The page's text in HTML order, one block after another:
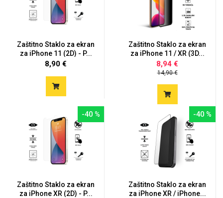
Zaštitno Staklo za ekran
za iPhone 11 (2D) - P...
8,90 €
Zaštitno Staklo za ekran
za iPhone 11 / XR (3D...
8,94 €
14,90 €
-40 %
Zaštitno Staklo za ekran
za iPhone XR (2D) - P...
-40 %
Zaštitno Staklo za ekran
za iPhone XR / iPhone...